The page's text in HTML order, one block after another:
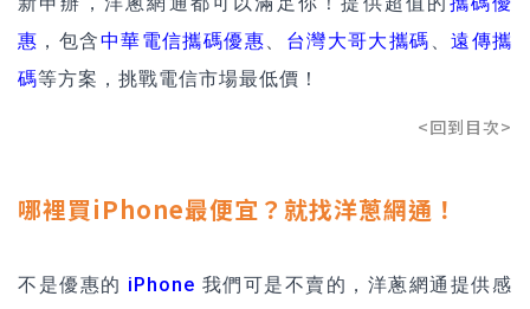
惠 ，包含中華電信攜碼優惠、 台灣大哥大攜碼 、遠傳攜
碼等方案，挑戰電信市場最低價！
<回到目次>
哪裡買iPhone最便宜？就找洋蔥網通！
不是優惠的 iPhone 我們可是不賣的，洋蔥網通提供感